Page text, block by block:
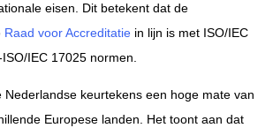
eisen. Dit betekent dat de
Raad voor Accreditatie in lijn is met ISO/IEC
IEC 17025 normen.
Nederlandse keurtekens een hoge mate van
Europese landen. Het toont aan dat